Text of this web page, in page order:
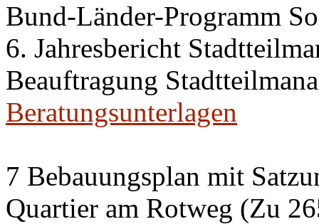
Bund-Länder-Programm
6. Jahresbericht
Beauftragung
Beratungsunterlagen
7 Bebauungsplan mit
Quartier am Rotweg (Zu